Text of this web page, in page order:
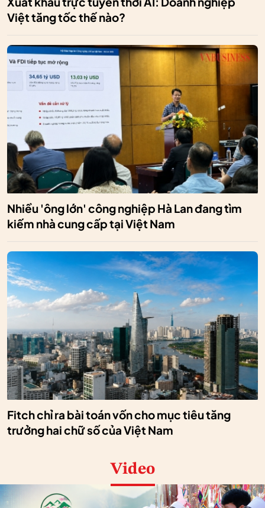
Việt tăng tốc thế nào?
Nhiều 'ông lớn' công nghiệp Hà Lan đang tìm
kiếm nhà cung cấp tại Việt Nam
Fitch chỉ ra bài toán vốn cho mục tiêu tăng
trưởng hai chữ số của Việt Nam
Video